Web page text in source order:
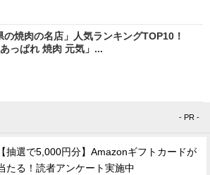
の焼肉の名店」人気ランキングTOP10！
っぱれ 焼肉 元気」...
- PR -
【抽選で5,000円分】Amazonギフトカードが
たる！読者アンケート実施中